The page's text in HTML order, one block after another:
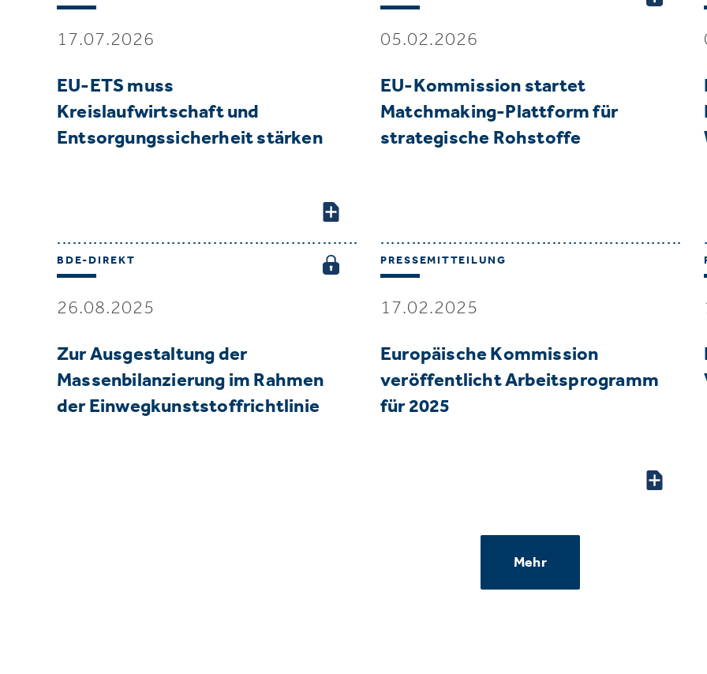
17.07.2026
EU-ETS muss
Kreislaufwirtschaft und
Entsorgungssicherheit stärken
05.02.2026
EU-Kommission startet
Matchmaking-Plattform für
strategische Rohstoffe
BDE-DIREKT
26.08.2025
Zur Ausgestaltung der
Massenbilanzierung im Rahmen
der Einwegkunststoffrichtlinie
PRESSEMITTEILUNG
17.02.2025
Europäische Kommission
veröffentlicht Arbeitsprogramm
für 2025
Mehr